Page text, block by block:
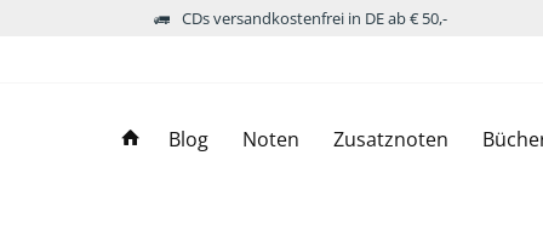
CDs versandkostenfrei in DE ab € 50,-
Blog Noten Zusatznoten